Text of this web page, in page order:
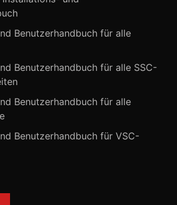
Benutzerhandbuch für alle
Benutzerhandbuch für alle SSC-
Benutzerhandbuch für alle
Benutzerhandbuch für VSC-